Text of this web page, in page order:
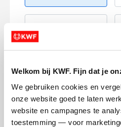
Welkom bij KWF. Fijn dat je
We gebruiken cookies en
onze website goed te laten
website en campagnes te
toestemming — voor